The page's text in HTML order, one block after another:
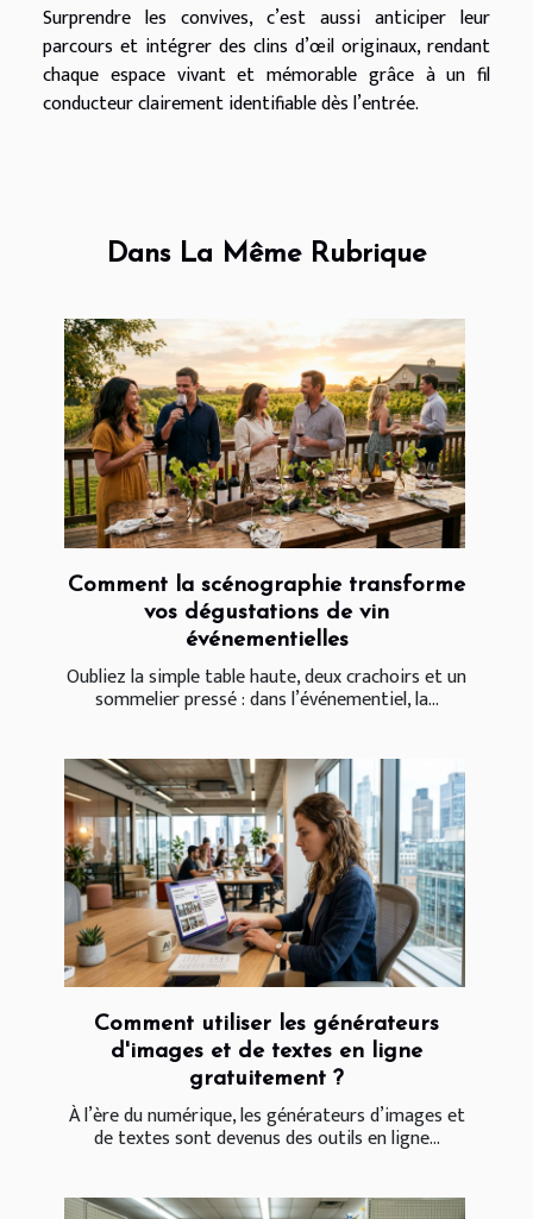
Surprendre les convives, c’est aussi anticiper leur
parcours et intégrer des clins d’œil originaux, rendant
chaque espace vivant et mémorable grâce à un fil
conducteur clairement identifiable dès l’entrée.
Dans La Même Rubrique
Comment la scénographie transforme
vos dégustations de vin
événementielles
Oubliez la simple table haute, deux crachoirs et un
sommelier pressé : dans l’événementiel, la...
Comment utiliser les générateurs
d'images et de textes en ligne
gratuitement ?
À l’ère du numérique, les générateurs d’images et
de textes sont devenus des outils en ligne...